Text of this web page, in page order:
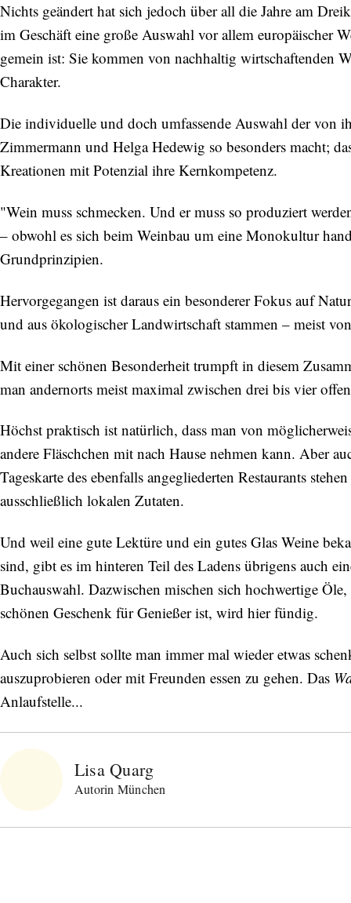
Nichts geändert hat sich jedoch über all die Jahre am
im Geschäft eine große Auswahl vor allem europäischer
gemein ist: Sie kommen von nachhaltig wirtschaftenden
Charakter.
Die individuelle und doch umfassende Auswahl der von
Zimmermann und Helga Hedewig so besonders macht;
Kreationen mit Potenzial ihre Kernkompetenz.
"Wein muss schmecken. Und er muss so produziert
– obwohl es sich beim Weinbau um eine Monokultur
Grundprinzipien.
Hervorgegangen ist daraus ein besonderer Fokus auf
und aus ökologischer Landwirtschaft stammen – meist
Mit einer schönen Besonderheit trumpft in diesem
man andernorts meist maximal zwischen drei bis vier
Höchst praktisch ist natürlich, dass man von
andere Fläschchen mit nach Hause nehmen kann. Aber
Tageskarte des ebenfalls angegliederten Restaurants
ausschließlich lokalen Zutaten.
Und weil eine gute Lektüre und ein gutes Glas Weine
sind, gibt es im hinteren Teil des Ladens übrigens auch
Buchauswahl. Dazwischen mischen sich hochwertige
schönen Geschenk für Genießer ist, wird hier fündig.
Auch sich selbst sollte man immer mal wieder etwas
auszuprobieren oder mit Freunden essen zu gehen. Das
Anlaufstelle...
Lisa Quarg
Autorin München